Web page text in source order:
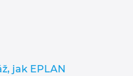
jak EPLAN